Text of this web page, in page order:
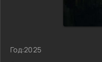
Год:2025